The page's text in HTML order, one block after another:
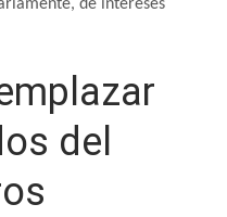
de intereses
del